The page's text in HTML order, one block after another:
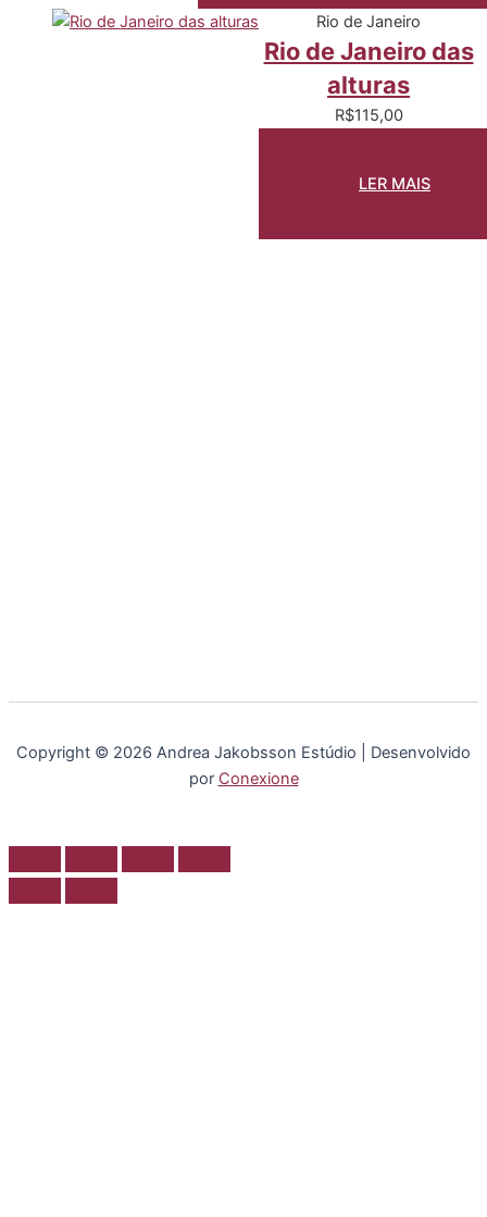
Rio de Janeiro
Rio de Janeiro das
alturas
R$115,00
LER MAIS
Copyright © 2026 Andrea Jakobsson Estúdio | Desenvolvido
por Conexione